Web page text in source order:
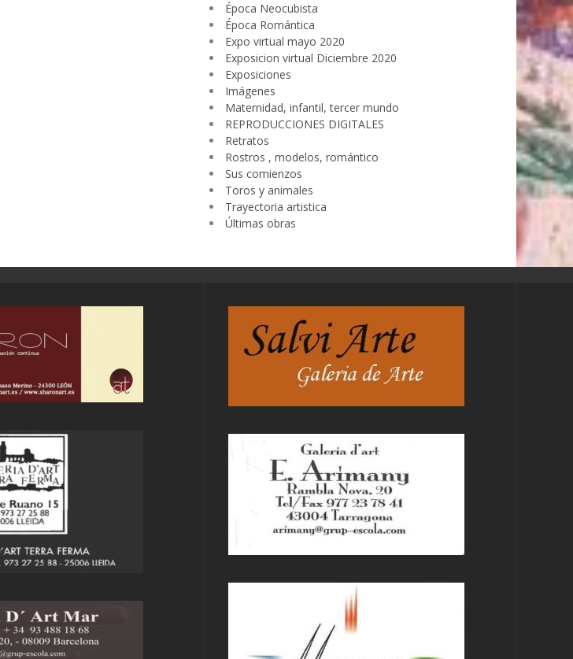
Época Neocubista
Época Romántica
Expo virtual mayo 2020
Exposicion virtual Diciembre 2020
Exposiciones
Imágenes
Maternidad, infantil, tercer mundo
REPRODUCCIONES DIGITALES
Retratos
Rostros , modelos, romántico
Sus comienzos
Toros y animales
Trayectoria artistica
Últimas obras